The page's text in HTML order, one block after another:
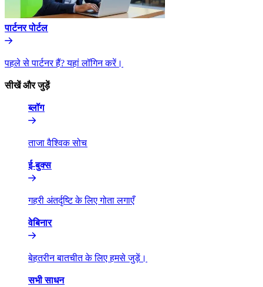
पार्टनर पोर्टल​​
पहले से पार्टनर हैं? यहां लॉगिन करें।​​
सीखें और जुड़ें​​
ब्लॉग​​
ताजा वैश्विक सोच​​
ई-बुक्स​​
गहरी अंतर्दृष्टि के लिए गोता लगाएँ​​
वेबिनार​​
बेहतरीन बातचीत के लिए हमसे जुड़ें।​​
सभी साधन​​